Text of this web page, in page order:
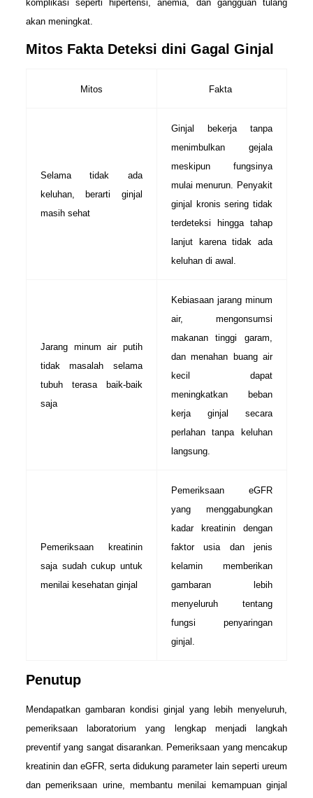
komplikasi seperti hipertensi, anemia, dan gangguan tulang
akan meningkat.
Mitos Fakta Deteksi dini Gagal Ginjal
Mitos Fakta
Selama tidak ada
keluhan, berarti ginjal
masih sehat
Ginjal bekerja tanpa
menimbulkan gejala
meskipun fungsinya
mulai menurun. Penyakit
ginjal kronis sering tidak
terdeteksi hingga tahap
lanjut karena tidak ada
keluhan di awal.
Jarang minum air putih
tidak masalah selama
tubuh terasa baik-baik
saja
Kebiasaan jarang minum
air, mengonsumsi
makanan tinggi garam,
dan menahan buang air
kecil dapat
meningkatkan beban
kerja ginjal secara
perlahan tanpa keluhan
langsung.
Pemeriksaan kreatinin
saja sudah cukup untuk
menilai kesehatan ginjal
Pemeriksaan eGFR
yang menggabungkan
kadar kreatinin dengan
faktor usia dan jenis
kelamin memberikan
gambaran lebih
menyeluruh tentang
fungsi penyaringan
ginjal.
Penutup
Mendapatkan gambaran kondisi ginjal yang lebih menyeluruh,
pemeriksaan laboratorium yang lengkap menjadi langkah
preventif yang sangat disarankan. Pemeriksaan yang mencakup
kreatinin dan eGFR, serta didukung parameter lain seperti ureum
dan pemeriksaan urine, membantu menilai kemampuan ginjal